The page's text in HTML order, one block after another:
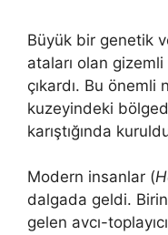
Büyük bir genetik
ataları olan
çıkardı. Bu önemli
kuzeyindeki
karıştığında
Modern insanlar (
dalgada geldi.
gelen avcı-